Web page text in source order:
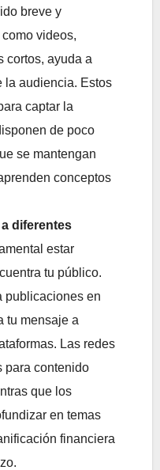
breve y
videos,
cortos, ayuda a
la audiencia. Estos
captar la
de poco
se mantengan
conceptos
diferentes
estar
tu público.
publicaciones en
tu mensaje a
Las redes
para contenido
que los
en temas
financiera